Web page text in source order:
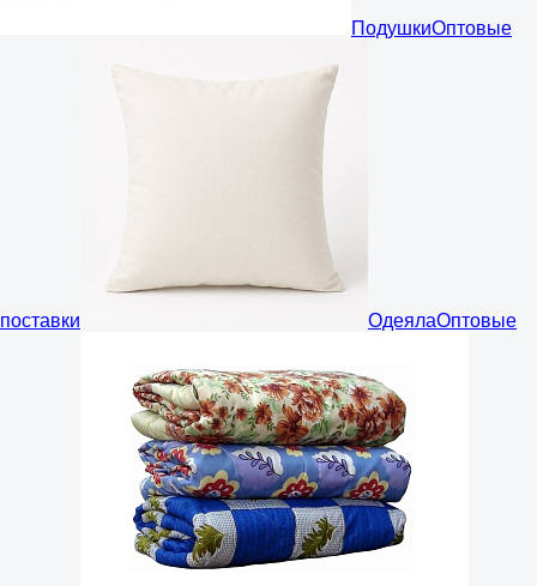
ПодушкиОптовые
поставки ОдеялаОптовые